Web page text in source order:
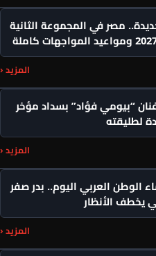
مصر في المجموعة الثانية
المزيد ‹
“بيومي فؤاد” بسداد مؤخر
لطليقته
المزيد ‹
الوطن العربي اليوم.. بدر صفر
الأنظار
المزيد ‹